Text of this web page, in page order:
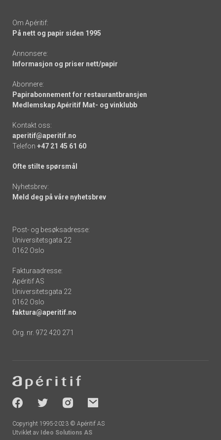
Om Apéritif:
På nett og papir siden 1995
Annonsere:
Informasjon og priser nett/papir
Abonnere:
Papirabonnement for restaurantbransjen
Medlemskap Apéritif Mat- og vinklubb
Kontakt oss:
aperitif@aperitif.no
Telefon +47 21 45 61 60
Ofte stilte spørsmål
Nyhetsbrev:
Meld deg på våre nyhetsbrev
Post- og besøksadresse:
Universitetsgata 22
0162 Oslo
Fakturaadresse:
Apéritif AS
Universitetsgata 22
0162 Oslo
faktura@aperitif.no
Org. nr. 972 420 271
-
socials
Copyright 1995-2023 © Apéritif AS
Utviklet av Ideo Solutions AS